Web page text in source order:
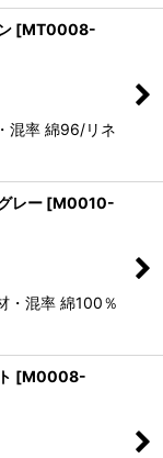
[MT0008-
混率 綿96/リネ
レー [M0010-
・混率 綿100％
[M0008-